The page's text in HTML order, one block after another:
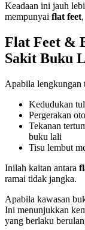
Keadaan ini jauh
mempunyai flat feet
Flat Feet &
Sakit Buku
Apabila lengkungan
Kedudukan
Pergerakan
Tekanan
buku lali
Tisu lembut
Inilah kaitan antara
ramai tidak jangka.
Apabila kawasan
Ini menunjukkan
yang berlaku